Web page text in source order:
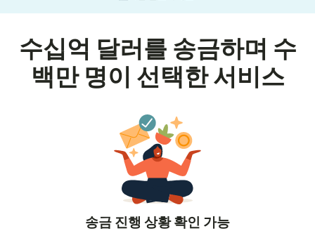
수십억 달러를 송금하며 수
백만 명이 선택한 서비스
송금 진행 상황 확인 가능